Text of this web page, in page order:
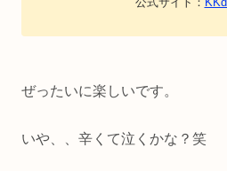
ぜったいに楽しいです。
いや、、辛くて泣くかな？笑